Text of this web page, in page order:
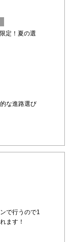
定！夏の選
な進路選び
で行うので1
ます！